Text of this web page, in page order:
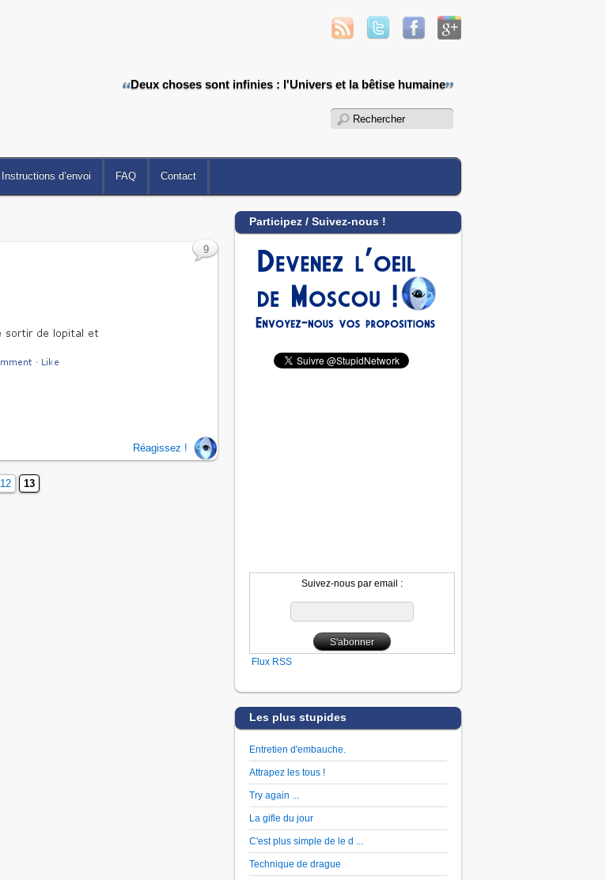
Deux choses sont infinies : l'Univers et la bêtise humaine
Instructions d’envoi FAQ Contact
9
Réagissez !
12 13
Participez / Suivez-nous !
Suivez-nous par email :
Flux RSS
Les plus stupides
Entretien d'embauche.
Attrapez les tous !
Try again ...
La gifle du jour
C'est plus simple de le d ...
Technique de drague